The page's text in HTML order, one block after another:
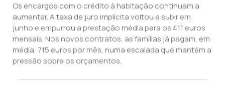
Os encargos com o crédito à habitação continuam a
aumentar. A taxa de juro implícita voltou a subir em
junho e empurrou a prestação média para os 411 euros
mensais. Nos novos contratos, as famílias já pagam, em
média, 715 euros por mês, numa escalada que mantém a
pressão sobre os orçamentos.